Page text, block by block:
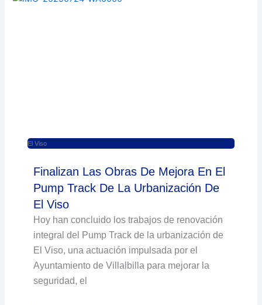
El Viso
Finalizan Las Obras De Mejora En El
Pump Track De La Urbanización De
El Viso
Hoy han concluido los trabajos de renovación
integral del Pump Track de la urbanización de
El Viso, una actuación impulsada por el
Ayuntamiento de Villalbilla para mejorar la
seguridad, el